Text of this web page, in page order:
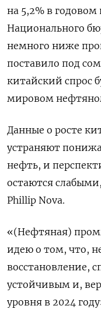
на 5,2% в
Национального
немного ниже
поставило под
китайский спрос
мировом
Данные о росте
устраняют
нефть, и
остаются
Phillip Nova.
«(Нефтяная)
идею о том, что,
восстановление,
устойчивым и,
уровня в 2024